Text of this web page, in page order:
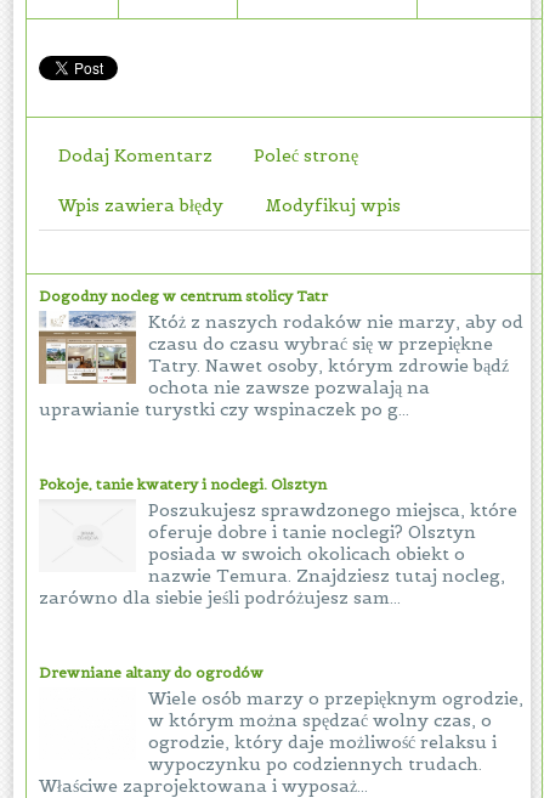
Dodaj Komentarz Poleć stronę
Wpis zawiera błędy Modyfikuj wpis
Dogodny nocleg w centrum stolicy Tatr
Któż z naszych rodaków nie marzy, aby od
czasu do czasu wybrać się w przepiękne
Tatry. Nawet osoby, którym zdrowie bądź
ochota nie zawsze pozwalają na
uprawianie turystki czy wspinaczek po g...
Pokoje, tanie kwatery i noclegi. Olsztyn
Poszukujesz sprawdzonego miejsca, które
oferuje dobre i tanie noclegi? Olsztyn
posiada w swoich okolicach obiekt o
nazwie Temura. Znajdziesz tutaj nocleg,
zarówno dla siebie jeśli podróżujesz sam...
Drewniane altany do ogrodów
Wiele osób marzy o przepięknym ogrodzie,
w którym można spędzać wolny czas, o
ogrodzie, który daje możliwość relaksu i
wypoczynku po codziennych trudach.
Właściwe zaprojektowana i wyposaż...